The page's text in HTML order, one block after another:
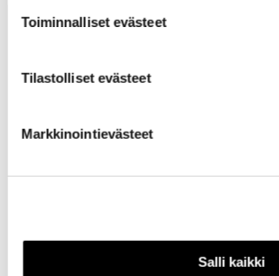
Toiminnalliset evästeet
Tilastolliset evästeet
Markkinointievästeet
Salli kaikki